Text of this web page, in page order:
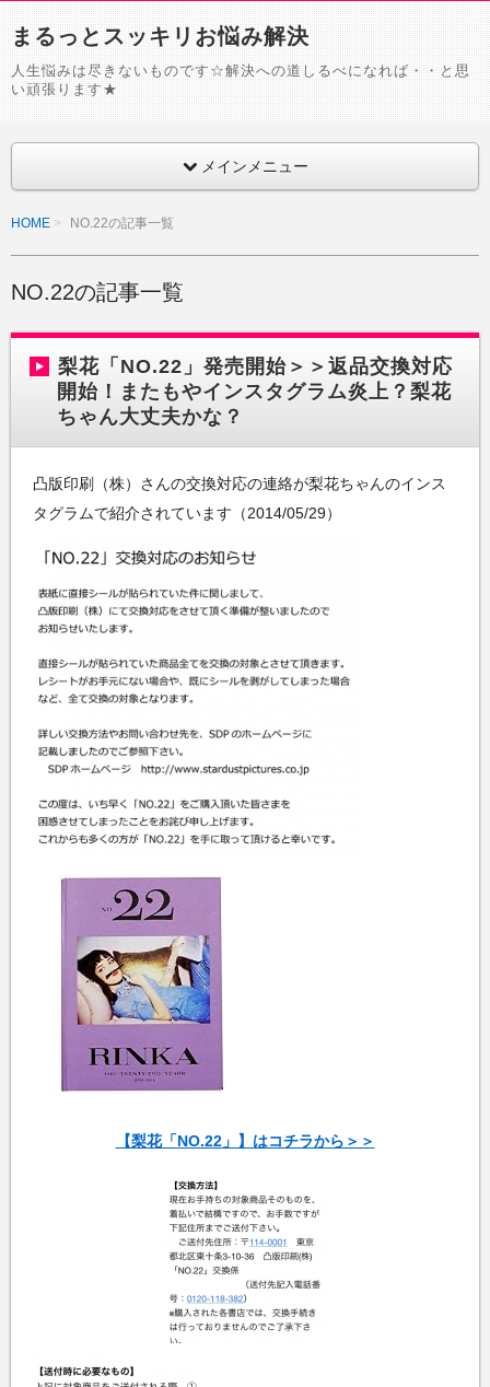
まるっとスッキリお悩み解決
人生悩みは尽きないものです☆解決への道しるべになれば・・と思
い頑張ります★
メインメニュー
HOME NO.22の記事一覧
NO.22の記事一覧
梨花「NO.22」発売開始＞＞返品交換対応
開始！またもやインスタグラム炎上？梨花
ちゃん大丈夫かな？
凸版印刷（株）さんの交換対応の連絡が梨花ちゃんのインス
タグラムで紹介されています（2014/05/29）
【梨花「NO.22」】はコチラから＞＞